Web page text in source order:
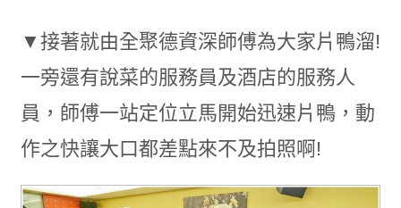
▼接著就由全聚德資深師傅為大家片鴨溜!
一旁還有說菜的服務員及酒店的服務人
員，師傅一站定位立馬開始迅速片鴨，動
作之快讓大口都差點來不及拍照啊!